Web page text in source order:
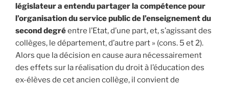
législateur a entendu partager la compétence pour
l’organisation du service public de l’enseignement du
second degréentre l’Etat, d’une part, et, s’agissant des
collèges, le département, d’autre part » (cons. 5 et 2).
Alors que la décision en cause aura nécessairement
des effets sur la réalisation du droit à l’éducation des
ex-élèves de cet ancien collège, il convient de